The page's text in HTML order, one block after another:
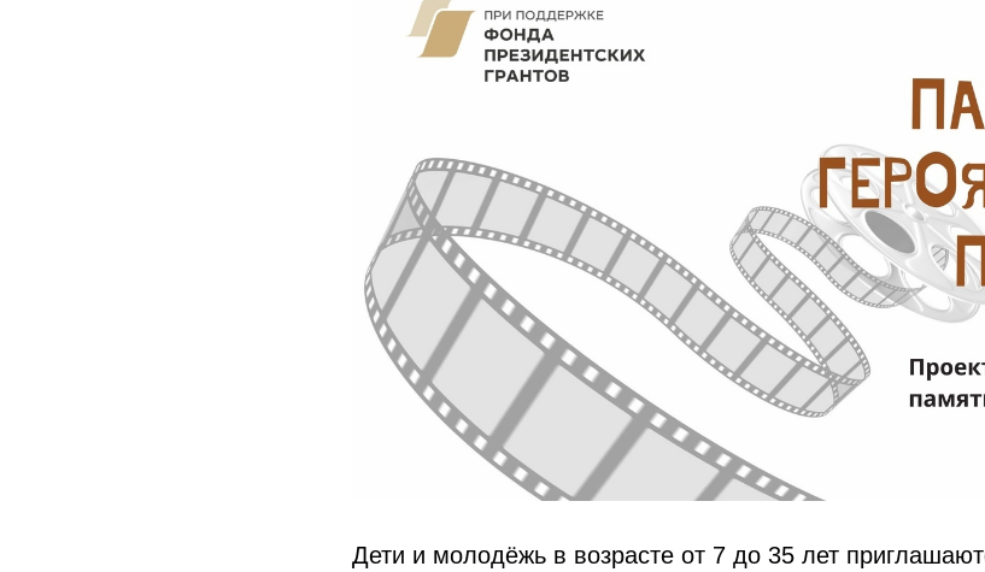
Дети и молодёжь в возрасте от 7 до 35 лет